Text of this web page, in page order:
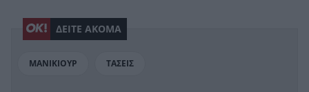
ΔΕΙΤΕ ΑΚΟΜΑ
ΜΑΝΙΚΙΟΥΡ ΤΑΣΕΙΣ